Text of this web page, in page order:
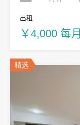
出租
￥4,000 每月
精选